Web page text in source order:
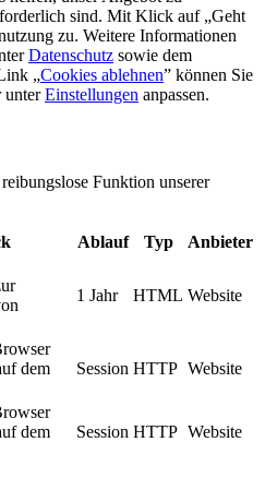
sind. Mit Klick auf „Geht
zu. Weitere Informationen
Datenschutz sowie dem
„Cookies ablehnen” können Sie
unterEinstellungen anpassen.
Funktion unserer
Ablauf Typ Anbieter
1 Jahr HTML Website
dem
Session HTTP Website
dem
Session HTTP Website